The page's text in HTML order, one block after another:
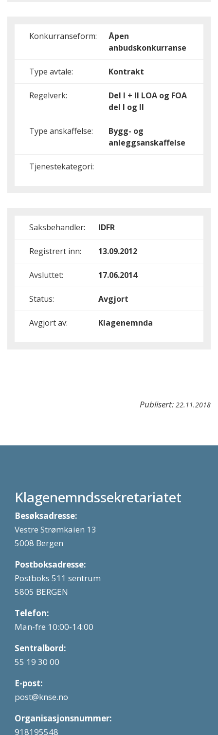
Konkurranseform:
Åpen
anbudskonkurranse
Type avtale: Kontrakt
Regelverk: Del I + II LOA og FOA
del I og II
Type anskaffelse:
Bygg- og
anleggsanskaffelse
Tjenestekategori:
Saksbehandler: IDFR
Registrert inn: 13.09.2012
Avsluttet: 17.06.2014
Status: Avgjort
Avgjort av: Klagenemnda
Publisert: 22.11.2018
Klagenemndssekretariatet
Besøksadresse:
Vestre Strømkaien 13
5008 Bergen
Postboksadresse:
Postboks 511 sentrum
5805 BERGEN
Telefon:
Man-fre 10:00-14:00
Sentralbord:
55 19 30 00
E-post:
post@knse.no
Organisasjonsnummer:
918195548